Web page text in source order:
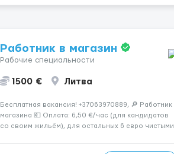
Работник в магазин
Рабочие специальности
1500 € Литва
Бесплатная вакансия! +37063970889, 🔎 Работник
магазина 💶 Оплата: 6,50 €/час (для кандидатов
со своим жильём), для остальных 6 евро чистыми